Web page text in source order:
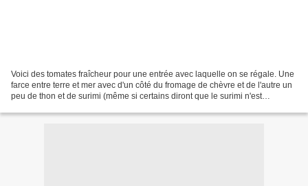
Voici des tomates fraîcheur pour une entrée avec laquelle on se régale. Une
farce entre terre et mer avec d'un côté du fromage de chèvre et de l'autre un
peu de thon et de surimi (même si certains diront que le surimi n'est